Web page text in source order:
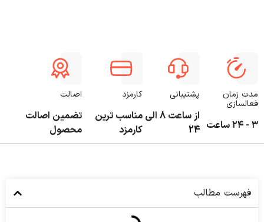
مدت زمان
فعالسازی
۳ - ۲۴ ساعت
پشتیبانی
از ساعت 8 الی
24
کارمزد
مناسب ترین
کارمزد
اصالت
تضمین اصالت
محصول
فهرست مطالب